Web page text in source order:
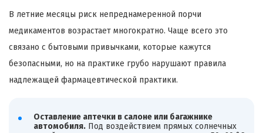
В летние месяцы риск непреднамеренной порчи
медикаментов возрастает многократно. Чаще всего это
связано с бытовыми привычками, которые кажутся
безопасными, но на практике грубо нарушают правила
надлежащей фармацевтической практики.
Оставление аптечки в салоне или багажнике
автомобиля.Под воздействием прямых солнечных